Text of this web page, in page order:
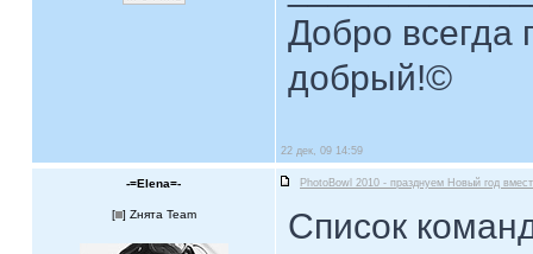
Добро всегда
добрый!©
22 дек, 09 14:59
-=Elena=- PhotoBowl 2010 - празднуем Новый год
[ ] Zнята Team Список